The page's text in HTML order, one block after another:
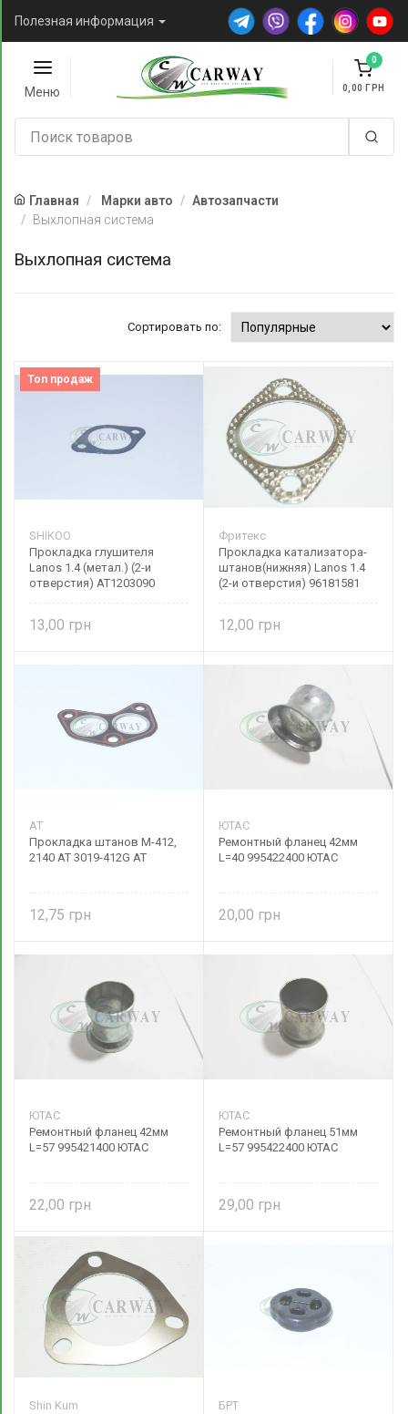
Полезная информация
Меню
0
0,00
Главная Марки авто
Автозапчасти
Выхлопная система
Выхлопная система
Сортировать по:
Топ продаж
SHIKOO
Прокладка глушителя
Lanos 1.4 (метал.) (2-и
отверстия) AT1203090
13,00
Фритекс
Прокладка катализатора-
штанов(нижняя) Lanos 1.4
(2-и отверстия) 96181581
12,00
AT
Прокладка штанов М-412,
2140 AT 3019-412G AT
12,75
ЮТАС
Ремонтный фланец 42мм
L=40 995422400 ЮТАС
20,00
ЮТАС
Ремонтный фланец 42мм
L=57 995421400 ЮТАС
22,00
ЮТАС
Ремонтный фланец 51мм
L=57 995422400 ЮТАС
29,00
Shin Kum
БРТ